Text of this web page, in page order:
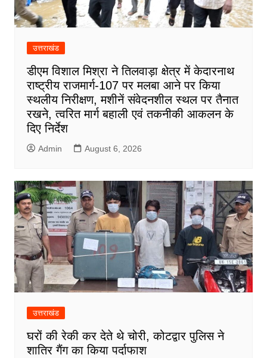
उत्तराखंड
डीएम विशाल मिश्रा ने तिलवाड़ा क्षेत्र में केदारनाथ
राष्ट्रीय राजमार्ग-107 पर मलबा आने पर किया
स्थलीय निरीक्षण, मशीनें संवेदनशील स्थल पर तैनात
रखने, त्वरित मार्ग बहाली एवं तकनीकी आकलन के
दिए निर्देश
Admin August 6, 2026
उत्तराखंड
घरों की रेकी कर देते थे चोरी, कोटद्वार पुलिस ने
शातिर गैंग का किया पर्दाफाश